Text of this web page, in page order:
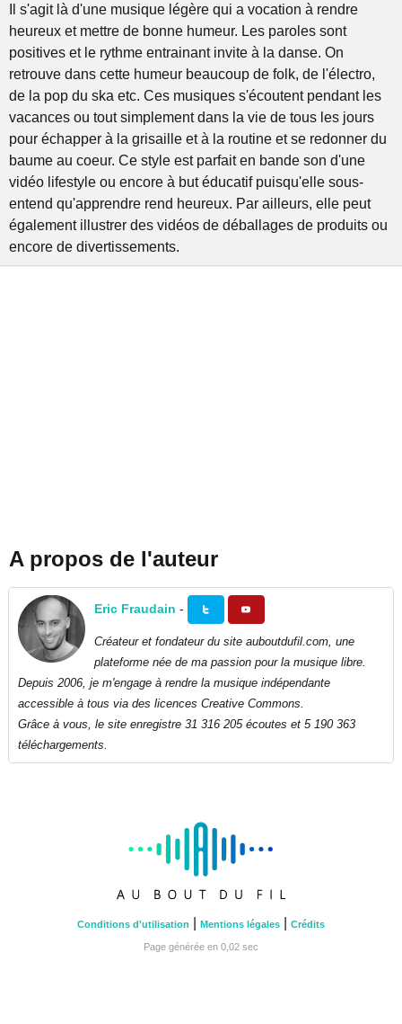
Il s'agit là d'une musique légère qui a vocation à rendre
heureux et mettre de bonne humeur. Les paroles sont
positives et le rythme entrainant invite à la danse. On
retrouve dans cette humeur beaucoup de folk, de l'électro,
de la pop du ska etc. Ces musiques s'écoutent pendant les
vacances ou tout simplement dans la vie de tous les jours
pour échapper à la grisaille et à la routine et se redonner du
baume au coeur. Ce style est parfait en bande son d'une
vidéo lifestyle ou encore à but éducatif puisqu'elle sous-
entend qu'apprendre rend heureux. Par ailleurs, elle peut
également illustrer des vidéos de déballages de produits ou
encore de divertissements.
A propos de l'auteur
Eric Fraudain -
Créateur et fondateur du site auboutdufil.com, une
plateforme née de ma passion pour la musique libre.
Depuis 2006, je m'engage à rendre la musique indépendante
accessible à tous via des licences Creative Commons.
Grâce à vous, le site enregistre 31 316 205 écoutes et 5 190 363
téléchargements.
Conditions d'utilisation Mentions légales Crédits
Page générée en 0,02 sec